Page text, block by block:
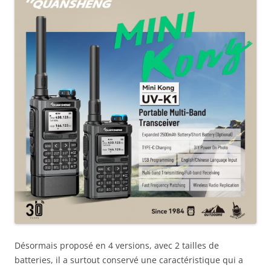
Désormais proposé en 4 versions, avec 2 tailles de
batteries, il a surtout conservé une caractéristique qui a